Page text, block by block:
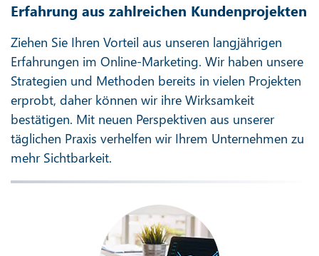
Erfahrung aus zahlreichen Kundenprojekten
Ziehen Sie Ihren Vorteil aus unseren langjährigen
Erfahrungen im Online-Marketing. Wir haben unsere
Strategien und Methoden bereits in vielen Projekten
erprobt, daher können wir ihre Wirksamkeit
bestätigen. Mit neuen Perspektiven aus unserer
täglichen Praxis verhelfen wir Ihrem Unternehmen zu
mehr Sichtbarkeit.